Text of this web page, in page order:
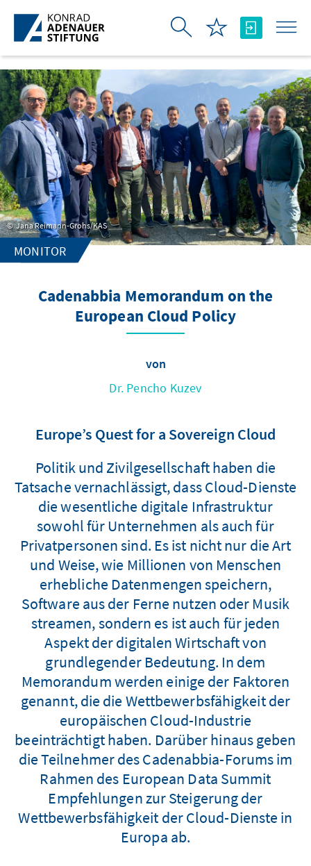
Zum Hauptinhalt springen
Jana Reimann-Grohs/KAS
MONITOR
Cadenabbia Memorandum on the
European Cloud Policy
von
Dr. Pencho Kuzev
Europe’s Quest for a Sovereign Cloud
Politik und Zivilgesellschaft haben die
Tatsache vernachlässigt, dass Cloud-Dienste
die wesentliche digitale Infrastruktur
sowohl für Unternehmen als auch für
Privatpersonen sind. Es ist nicht nur die Art
und Weise, wie Millionen von Menschen
erhebliche Datenmengen speichern,
Software aus der Ferne nutzen oder Musik
streamen, sondern es ist auch für jeden
Aspekt der digitalen Wirtschaft von
grundlegender Bedeutung. In dem
Memorandum werden einige der Faktoren
genannt, die die Wettbewerbsfähigkeit der
europäischen Cloud-Industrie
beeinträchtigt haben. Darüber hinaus geben
die Teilnehmer des Cadenabbia-Forums im
Rahmen des European Data Summit
Empfehlungen zur Steigerung der
Wettbewerbsfähigkeit der Cloud-Dienste in
Europa ab.